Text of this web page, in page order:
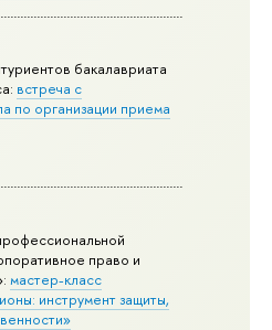
бакалавриата
встреча с
по организации приема
право и
мастер-класс
инструмент защиты,